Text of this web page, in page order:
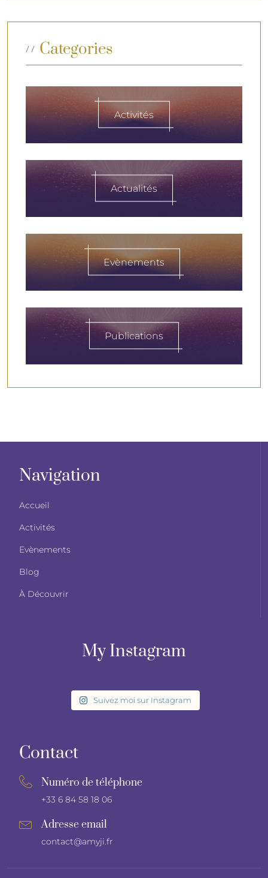
Categories
Activités
Actualités
Evènements
Publications
Navigation
Accueil
Activités
Evènements
Blog
À Découvrir
My Instagram
Suivez moi sur Instagram
Contact
Numéro de téléphone
+33 6 84 58 18 06
Adresse email
contact@amyji.fr